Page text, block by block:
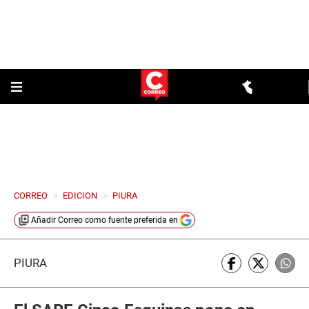
CORREO > EDICION > PIURA
Añadir Correo como fuente preferida en
PIURA